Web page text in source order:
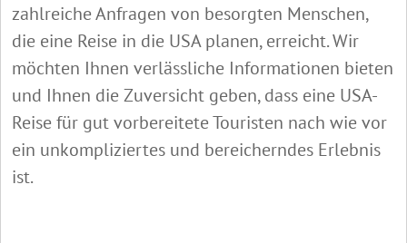
zahlreiche Anfragen von besorgten Menschen,
die eine Reise in die USA planen, erreicht. Wir
möchten Ihnen verlässliche Informationen bieten
und Ihnen die Zuversicht geben, dass eine USA-
Reise für gut vorbereitete Touristen nach wie vor
ein unkompliziertes und bereicherndes Erlebnis
ist.